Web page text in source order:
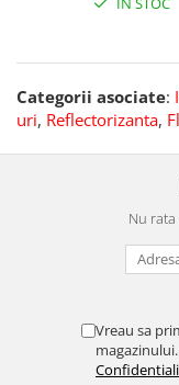
Categorii asociate:
uri, Reflectorizanta,
Nu
Vreau sa